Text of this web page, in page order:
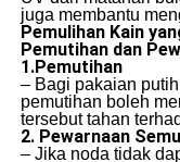
juga membantu
Pemulihan Kain
Pemutihan dan
1.Pemutihan
– Bagi pakaian
pemutihan boleh
tersebut tahan
2. Pewarnaan
– Jika noda tidak